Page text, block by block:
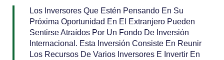
Los Inversores Que Estén Pensando En Su
Próxima Oportunidad En El Extranjero Pueden
Sentirse Atraídos Por Un Fondo De Inversión
Internacional. Esta Inversión Consiste En Reunir
Los Recursos De Varios Inversores E Invertir En